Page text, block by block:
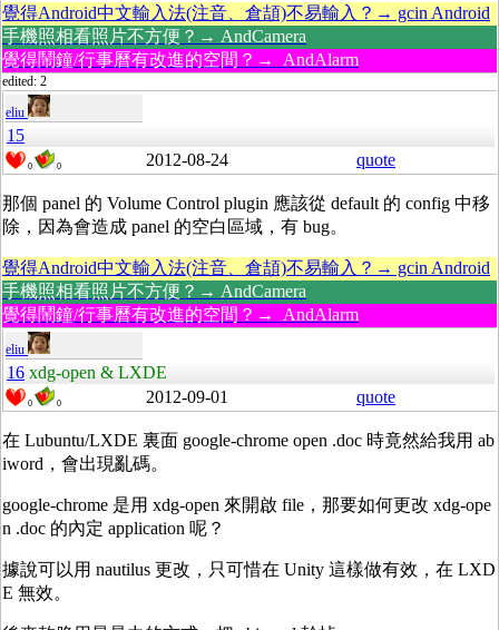
覺得Android中文輸入法(注音、倉頡)不易輸入？→ gcin Android
手機照相看照片不方便？→ AndCamera
覺得鬧鐘/行事曆有改進的空間？→ AndAlarm
edited: 2
eliu
15
0 0 2012-08-24 quote
那個 panel 的 Volume Control plugin 應該從 default 的 config 中移
除，因為會造成 panel 的空白區域，有 bug。
覺得Android中文輸入法(注音、倉頡)不易輸入？→ gcin Android
手機照相看照片不方便？→ AndCamera
覺得鬧鐘/行事曆有改進的空間？→ AndAlarm
eliu
16 xdg-open & LXDE
0 0 2012-09-01 quote
在 Lubuntu/LXDE 裏面 google-chrome open .doc 時竟然給我用 ab
iword，會出現亂碼。
google-chrome 是用 xdg-open 來開啟 file，那要如何更改 xdg-ope
n .doc 的內定 application 呢？
據說可以用 nautilus 更改，只可惜在 Unity 這樣做有效，在 LXD
E 無效。